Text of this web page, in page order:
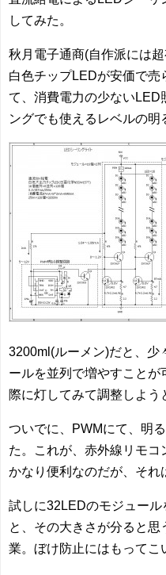
してみた。
秋月電子通商(自作派には
白色チップLEDが安価で売
て、消費電力の少ないLED
ングでも使えるレベルの明
3200ml(ルーメン)だと、少
ールを並列で増やすこと
際に灯してみて調整しよう
ついでに、PWMにて、明
た。これが、赤外線リモコ
かなり便利なのだが、それ
試しに32LEDのモジュー
と、その大きさが分ると
業。ぼけ防止にはもってこ